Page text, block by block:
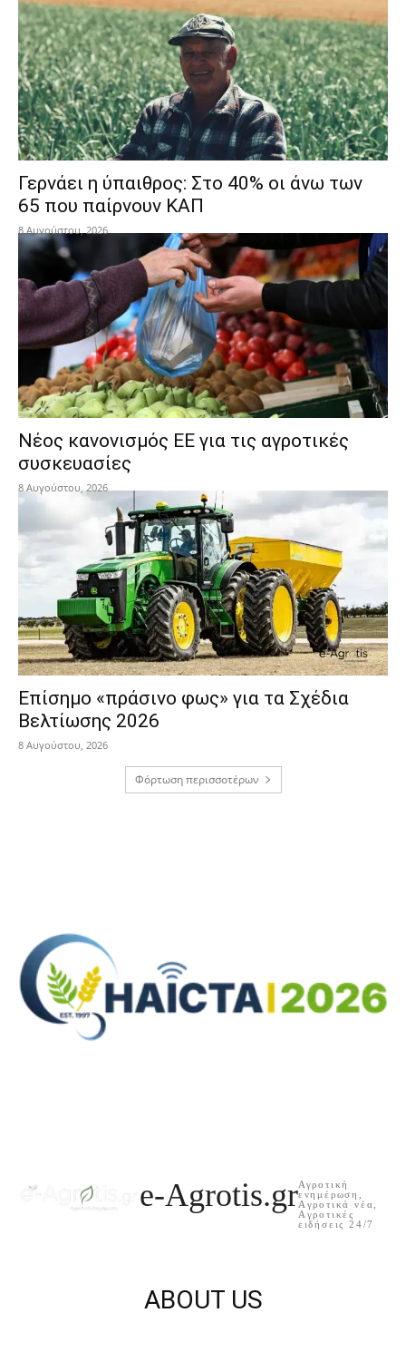
Γερνάει η ύπαιθρος: Στο 40% οι άνω των
65 που παίρνουν ΚΑΠ
8 Αυγούστου, 2026
Νέος κανονισμός ΕΕ για τις αγροτικές
συσκευασίες
8 Αυγούστου, 2026
Επίσημο «πράσινο φως» για τα Σχέδια
Βελτίωσης 2026
8 Αυγούστου, 2026
Φόρτωση περισσοτέρων
e-Agrotis.grΑγροτική
ενημέρωση,
Aγροτικά νέα,
Aγροτικές
ειδήσεις 24/7
ABOUT US